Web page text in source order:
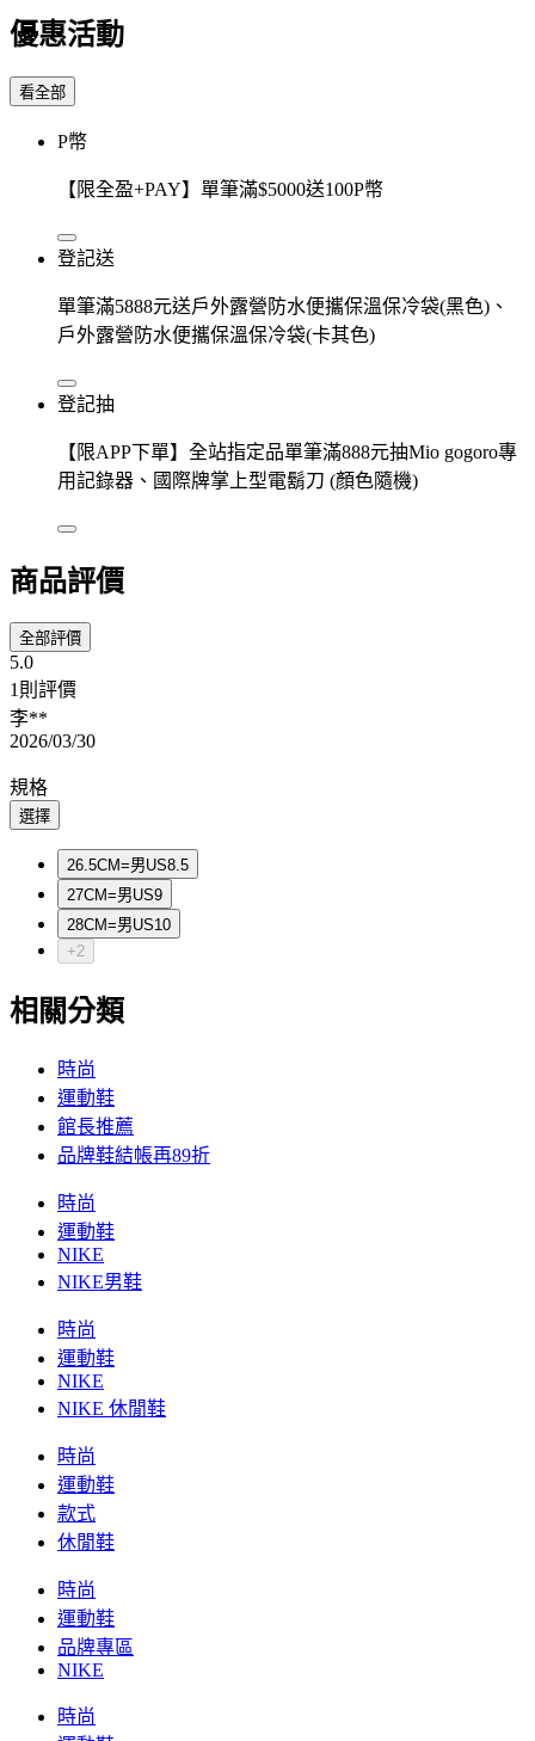
優惠活動
看全部
P幣
【限全盈+PAY】單筆滿$5000送100P幣
登記送
單筆滿5888元送戶外露營防水便攜保溫保冷袋(黑色)、
戶外露營防水便攜保溫保冷袋(卡其色)
登記抽
【限APP下單】全站指定品單筆滿888元抽Mio gogoro專
用記錄器、國際牌掌上型電鬍刀 (顏色隨機)
商品評價
全部評價
5.0
1則評價
李**
2026/03/30
規格
選擇
26.5CM=男US8.5
27CM=男US9
28CM=男US10
+2
相關分類
時尚
運動鞋
館長推薦
品牌鞋結帳再89折
時尚
運動鞋
NIKE
NIKE男鞋
時尚
運動鞋
NIKE
NIKE 休閒鞋
時尚
運動鞋
款式
休閒鞋
時尚
運動鞋
品牌專區
NIKE
時尚